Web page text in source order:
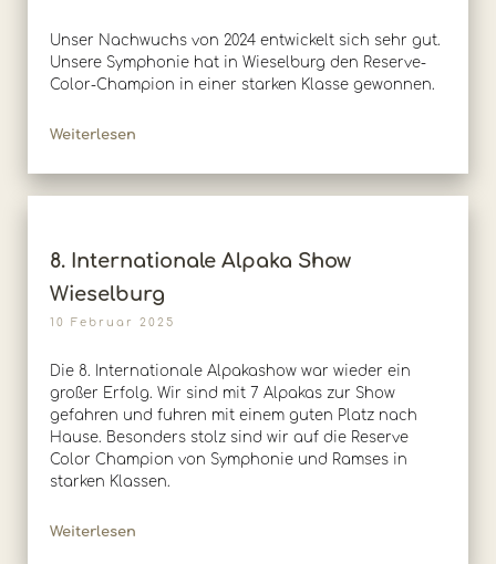
Unser Nachwuchs von 2024 entwickelt sich sehr gut.
Unsere Symphonie hat in Wieselburg den Reserve-
Color-Champion in einer starken Klasse gewonnen.
Weiterlesen
8. Internationale Alpaka Show
Wieselburg
10 Februar 2025
Die 8. Internationale Alpakashow war wieder ein
großer Erfolg. Wir sind mit 7 Alpakas zur Show
gefahren und fuhren mit einem guten Platz nach
Hause. Besonders stolz sind wir auf die Reserve
Color Champion von Symphonie und Ramses in
starken Klassen.
Weiterlesen